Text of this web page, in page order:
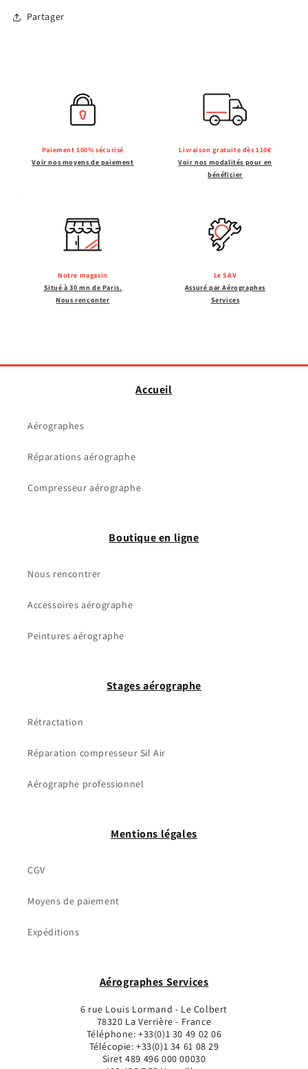
Partager
Paiement 100% sécurisé
Voir nos moyens de paiement
Livraison gratuite dès 110€
Voir nos modalités pour en
bénéficier
Notre magasin
Situé à 30 mn de Paris.
Nous renconter
Le SAV
Assuré par Aérographes
Services
Accueil
Aérographes
Réparations aérographe
Compresseur aérographe
Boutique en ligne
Nous rencontrer
Accessoires aérographe
Peintures aérographe
Stages aérographe
Rétractation
Réparation compresseur Sil Air
Aérographe professionnel
Mentions légales
CGV
Moyens de paiement
Expéditions
Aérographes Services
6 rue Louis Lormand - Le Colbert
78320 La Verrière - France
Téléphone: +33(0)1 30 49 02 06
Télécopie: +33(0)1 34 61 08 29
Siret 489 496 000 00030